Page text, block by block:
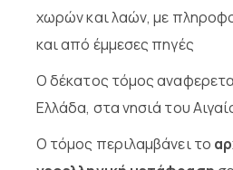
χωρών και λαών, με
και από έμμεσες πηγές
Ο δέκατος τόμος
Ελλάδα, στα νησιά του
Ο τόμος περιλαμβάνει το